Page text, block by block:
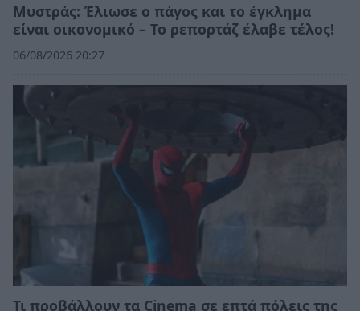
Μυστράς: Έλιωσε ο πάγος και το έγκλημα
είναι οικονομικό – Το ρεπορτάζ έλαβε τέλος!
06/08/2026 20:27
Τι προβάλλουν τα Cinema σε επτά πόλεις της